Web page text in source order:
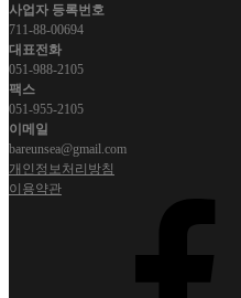
사업자 등록번호
711-88-00694
대표전화
051-988-2105
팩스
051-955-2105
이메일
bareunsea@gmail.com
개인정보처리방침
이용약관